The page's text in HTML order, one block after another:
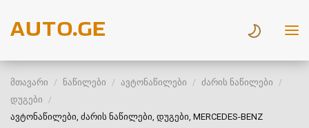
მთავარი ნაწილები ავტონაწილები
ძარის ნაწილები
დუგები
ავტონაწილები, ძარის ნაწილები, დუგები, MERCEDES-BENZ